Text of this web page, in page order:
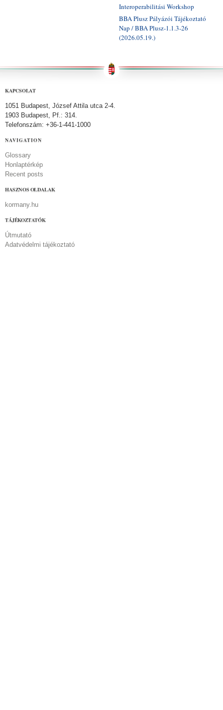
Interoperabilitási Workshop
BBA Plusz Pályázói Tájékoztató
Nap / BBA Plusz-1.1.3-26
(2026.05.19.)
KAPCSOLAT
1051 Budapest, József Attila utca 2-4.
1903 Budapest, Pf.: 314.
Telefonszám: +36-1-441-1000
NAVIGATION
Glossary
Honlaptérkép
Recent posts
HASZNOS OLDALAK
kormany.hu
TÁJÉKOZTATÓK
Útmutató
Adatvédelmi tájékoztató